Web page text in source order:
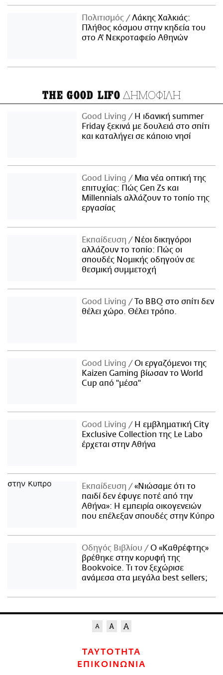
Πολιτισμός
Λάκης Χαλκιάς:
Πλήθος κόσμου στην κηδεία του
στο Α' Νεκροταφείο Αθηνών
THE GOOD LIFO ΔΗΜΟΦΙΛΗ
Good Living
Η ιδανική summer
Friday ξεκινά με δουλειά στο σπίτι
και καταλήγει σε κάποιο νησί
Good Living
Μια νέα οπτική της
επιτυχίας: Πώς Gen Zs και
Millennials αλλάζουν το τοπίο της
εργασίας
Εκπαίδευση
Νέοι δικηγόροι
αλλάζουν το τοπίο: Πώς οι
σπουδές Νομικής οδηγούν σε
θεσμική συμμετοχή
Good Living
Το BBQ στο σπίτι δεν
θέλει χώρο. Θέλει τρόπο.
Good Living
Οι εργαζόμενοι της
Kaizen Gaming βίωσαν το World
Cup από "μέσα"
Good Living
Η εμβληματική City
Exclusive Collection της Le Labo
έρχεται στην Αθήνα
Εκπαίδευση
«Νιώσαμε ότι το
παιδί δεν έφυγε ποτέ από την
Αθήνα»: Η εμπειρία οικογενειών
που επέλεξαν σπουδές στην Κύπρο
Οδηγός Βιβλίου
Ο «Καθρέφτης»
βρέθηκε στην κορυφή της
Bookvoice. Τι τον ξεχώρισε
ανάμεσα στα μεγάλα best sellers;
ΤΑΥΤΟΤΗΤΑ
ΕΠΙΚΟΙΝΩΝΙΑ